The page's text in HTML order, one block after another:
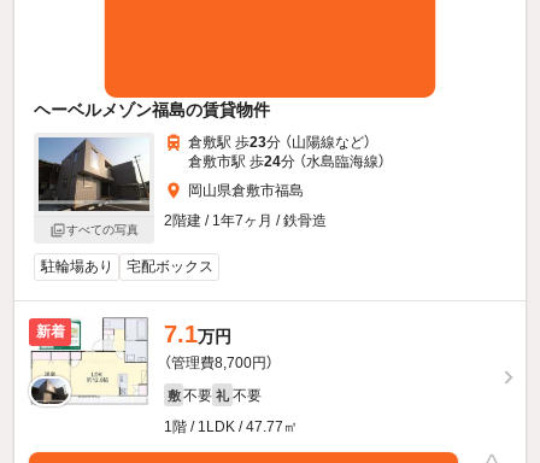
ヘーベルメゾン福島の賃貸物件
すべての写真
倉敷駅 歩23分 （山陽線など）
倉敷市駅 歩24分 （水島臨海線）
岡山県倉敷市福島
2階建 / 1年7ヶ月 / 鉄骨造
駐輪場あり 宅配ボックス
新着 7.1万円
（管理費8,700円）
敷 不要 礼 不要
1階 / 1LDK / 47.77㎡